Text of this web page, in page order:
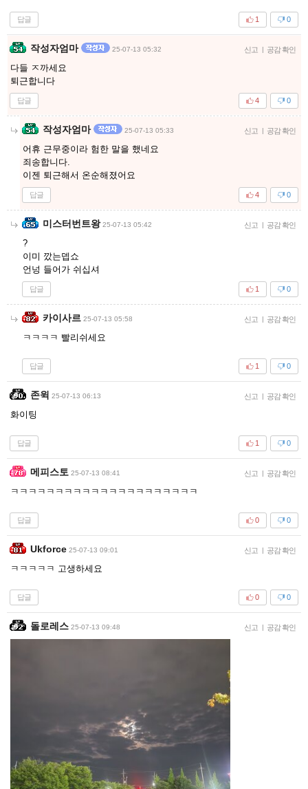
답글 0
1
작성자엄마 25-07-13 05:32 신고 | 공감 확인
다들 ㅈ까세요
퇴근합니다
답글 0
4
작성자엄마 25-07-13 05:33 신고 | 공감 확인
어휴 근무중이라 험한 말을 했네요
죄송합니다.
이젠 퇴근해서 온순해졌어요
답글 0
4
미스터번트왕 25-07-13 05:42 신고 | 공감 확인
?
이미 깠는뎁쇼
언넝 들어가 쉬십셔
답글 0
1
카이사르 25-07-13 05:58 신고 | 공감 확인
ㅋㅋㅋㅋ 빨리쉬세요
답글 0
1
존윅 25-07-13 06:13 신고 | 공감 확인
화이팅
답글 0
1
메피스토 25-07-13 08:41 신고 | 공감 확인
ㅋㅋㅋㅋㅋㅋㅋㅋㅋㅋㅋㅋㅋㅋㅋㅋㅋㅋㅋㅋㅋ
답글 0
0
Ukforce 25-07-13 09:01 신고 | 공감 확인
ㅋㅋㅋㅋㅋ 고생하세요
답글 0
0
돌로레스 25-07-13 09:48 신고 | 공감 확인